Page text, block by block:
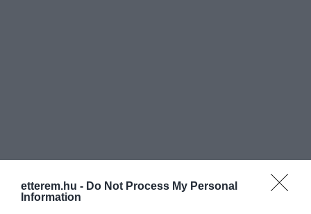
etterem.hu - Do Not Process My Personal
Information